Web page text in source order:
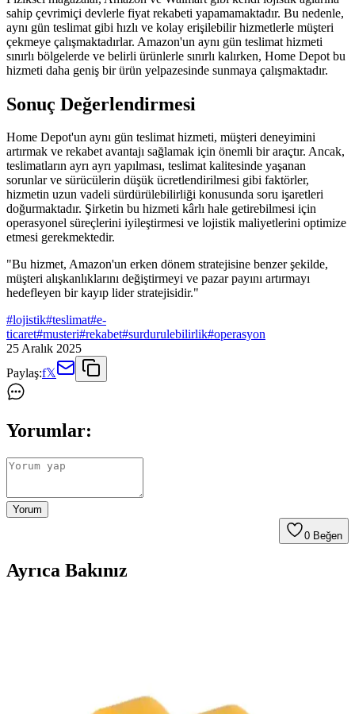
sahip çevrimiçi devlerle fiyat rekabeti yapamamaktadır. Bu nedenle,
aynı gün teslimat gibi hızlı ve kolay erişilebilir hizmetlerle müşteri
çekmeye çalışmaktadırlar. Amazon'un aynı gün teslimat hizmeti
sınırlı bölgelerde ve belirli ürünlerle sınırlı kalırken, Home Depot bu
hizmeti daha geniş bir ürün yelpazesinde sunmaya çalışmaktadır.
Sonuç Değerlendirmesi
Home Depot'un aynı gün teslimat hizmeti, müşteri deneyimini
artırmak ve rekabet avantajı sağlamak için önemli bir araçtır. Ancak,
teslimatların ayrı ayrı yapılması, teslimat kalitesinde yaşanan
sorunlar ve sürücülerin düşük ücretlendirilmesi gibi faktörler,
hizmetin uzun vadeli sürdürülebilirliği konusunda soru işaretleri
doğurmaktadır. Şirketin bu hizmeti kârlı hale getirebilmesi için
operasyonel süreçlerini iyileştirmesi ve lojistik maliyetlerini optimize
etmesi gerekmektedir.
"Bu hizmet, Amazon'un erken dönem stratejisine benzer şekilde,
müşteri alışkanlıklarını değiştirmeyi ve pazar payını artırmayı
hedefleyen bir kayıp lider stratejisidir."
#lojistik#teslimat#e-
ticaret#musteri#rekabet#surdurulebilirlik#operasyon
25 Aralık 2025
Paylaş:f𝕏
Yorumlar:
Yorum
0 Beğen
Ayrıca Bakınız
dekorasyonunu ve taşıma güvenliğini artırır.